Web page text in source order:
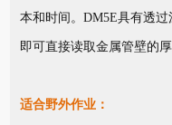
本和时间。DM5E具有透
即可直接读取金属管壁的
适合野外作业：